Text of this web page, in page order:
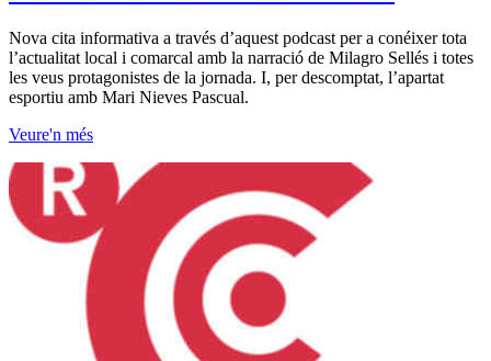
Nova cita informativa a través d’aquest podcast per a conéixer tota
l’actualitat local i comarcal amb la narració de Milagro Sellés i totes
les veus protagonistes de la jornada. I, per descomptat, l’apartat
esportiu amb Mari Nieves Pascual.
Veure'n més